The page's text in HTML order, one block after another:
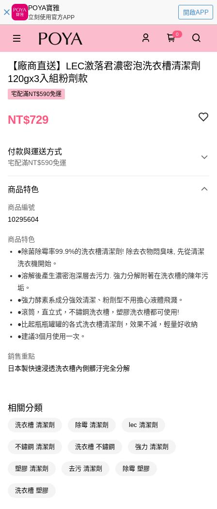
POYA寶雅
立刻使用官方APP
開啟APP
0
【廠商直送】LEC激落君濃密泡洗衣槽清潔劑
120gx3入組粉劑款
宅配滿NT$590免運
NT$729
付款與運送方式
宅配滿NT$590免運
POYA支付
信用卡一次付款
Apple Pay
街口支付
悠遊付
Google Pay
AFTEE先享後付
相關說明
AFTEE先享後付是「在收到商品之後才付款」的支付方式。 讓您購物簡單
便利好安心！
１．簡單：不需註冊會員、不需綁卡、不需儲值。
【「AFTEE先享後付」結帳流程】
１．於結帳方式選擇「AFTEE先享後付」後，將跳轉至「AFTEE先享後付」
結帳頁面，進行簡訊認證並確認金額後，即可完成結帳。
ATM／網路銀行／等多元方式進行付款，方視為交易完成。
購買商品的店家。未經商家同意取消之訂單仍視為有效，需透過AFTEE先享
是否繳費成功／繳費後需取消欲退款等相關疑問，請聯繫「AFTEE先享後付
運送方式
宅配(廠商直送🚚)
宅配(離島廠商直送🚚)
商品特色
商品編號
10295604
商品特色
●除菌除霉率99.9%的洗衣槽清潔劑! 除去衣物悶臭味, 先從清潔
洗衣機開始。
●溶解後產生濃密泡深層去污力. 強力分解附著在洗衣槽的陳年污
垢。
●強力酵素系成分強效清潔、粉劑型不用擔心液體飛濺。
●滾筒，直立式，不鏽鋼洗衣槽，塑膠洗衣槽都可使用!
●比起瓶瓶罐罐的各式洗衣槽清潔劑，效果不減，輕量好收納
●建議3個月使用一次。
銷售重點
日本製快速浸透洗衣槽內側髒汙完全分解
相關分類
洗衣槽 清潔劑 除霉 清潔劑 lec 清潔劑
不鏽鋼 清潔劑 洗衣槽 不鏽鋼 強力 清潔劑
塑膠 清潔劑 去污 清潔劑 除霉 塑膠
洗衣槽 塑膠